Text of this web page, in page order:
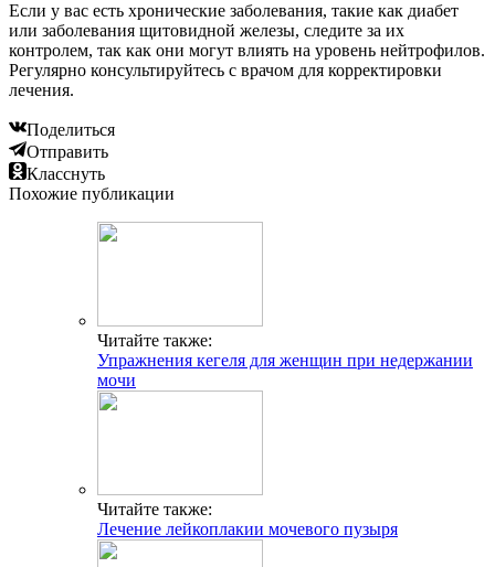
Если у вас есть хронические заболевания, такие как диабет
или заболевания щитовидной железы, следите за их
контролем, так как они могут влиять на уровень нейтрофилов.
Регулярно консультируйтесь с врачом для корректировки
лечения.
Поделиться
Отправить
Класснуть
Похожие публикации
Читайте также:
Упражнения кегеля для женщин при недержании
мочи
Читайте также:
Лечение лейкоплакии мочевого пузыря